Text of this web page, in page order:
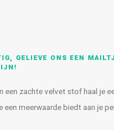
GELIEVE ONS EEN
zachte velvet stof haal je
meerwaarde biedt aan je